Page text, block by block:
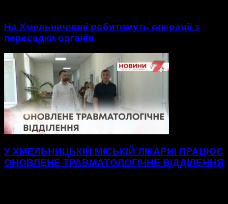
На Хмельниччині робитимуть операції з
пересадки органів
У ХМЕЛЬНИЦЬКІЙ МІСЬКІЙ ЛІКАРНІ ПРАЦЮЄ
ОНОВЛЕНЕ ТРАВМАТОЛОГІЧНЕ ВІДДІЛЕННЯ